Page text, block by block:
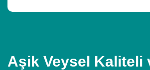
Aşik Veysel Kaliteli